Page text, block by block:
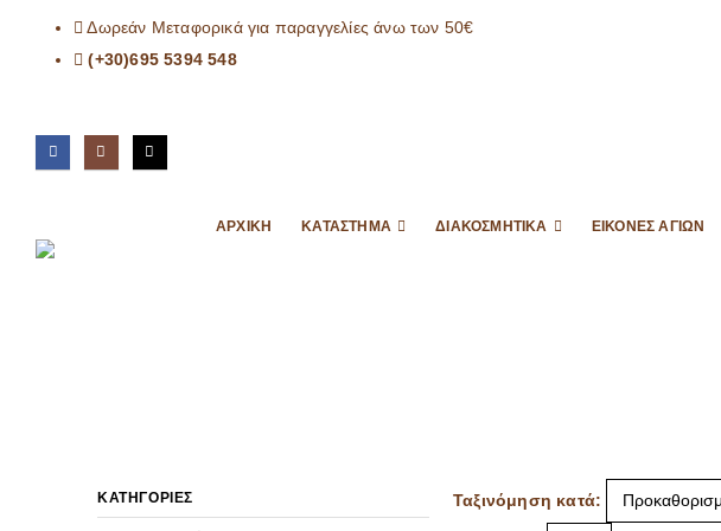
Δωρεάν Μεταφορικά για παραγγελίες άνω των 50€
(+30)695 5394 548
ΑΡΧΙΚΉ ΚΑΤΆΣΤΗΜΑ ΔΙΑΚΟΣΜΗΤΙΚΆ ΕΙΚΌΝΕΣ ΑΓΊΩΝ
Ταξινόμηση κατά:
ΚΑΤΗΓΟΡΊΕΣ